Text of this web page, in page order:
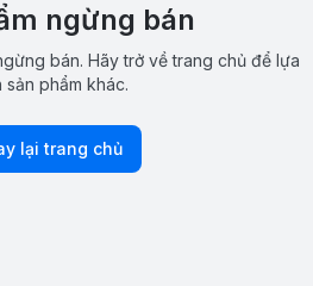
ngừng bán
bán. Hãy trở về trang chủ để lựa
sản phẩm khác.
lại trang chủ